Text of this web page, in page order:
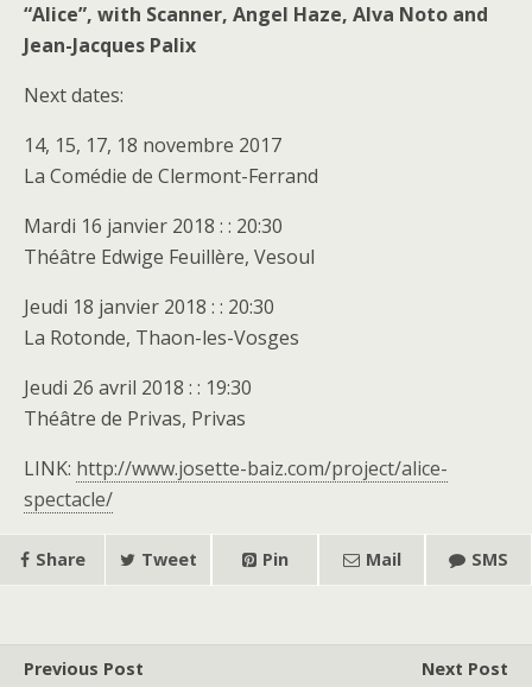
“Alice”, with Scanner, Angel Haze, Alva Noto and
Jean-Jacques Palix
Next dates:
14, 15, 17, 18 novembre 2017
La Comédie de Clermont-Ferrand
Mardi 16 janvier 2018 : : 20:30
Théâtre Edwige Feuillère, Vesoul
Jeudi 18 janvier 2018 : : 20:30
La Rotonde, Thaon-les-Vosges
Jeudi 26 avril 2018 : : 19:30
Théâtre de Privas, Privas
LINK: http://www.josette-baiz.com/project/alice-
spectacle/
Share Tweet Pin Mail SMS
Previous Post Next Post